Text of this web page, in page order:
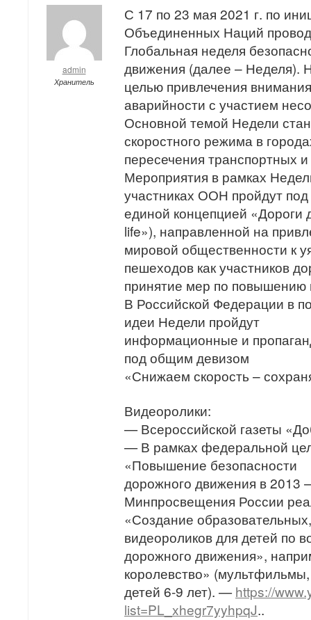
admin
Хранитель
С 17 по 23 мая 2021 г. по
Объединенных Наций
Глобальная неделя
движения (далее – Неделя).
целью привлечения
аварийности с участием
Основной темой Недели
скоростного режима в
пересечения транспортных
Мероприятия в рамках
участниках ООН пройдут под
единой концепцией «Дороги
life»), направленной на
мировой общественности к
пешеходов как участников
принятие мер по повышению
В Российской Федерации в
идеи Недели пройдут
информационные и
под общим девизом
«Снижаем скорость –
Видеоролики:
— Всероссийской газеты
— В рамках федеральной
«Повышение безопасности
дорожного движения в 2013
Минпросвещения России
«Создание
видеороликов для детей по
дорожного движения»,
королевство»
детей 6-9 лет). — https://
list=PL_xhegr7yyhpqJ..